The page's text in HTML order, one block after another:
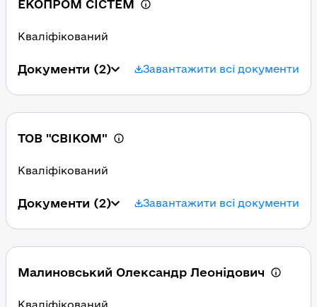
ЕКОПРОМ СІСТЕМ
Кваліфікований
Документи (2) Завантажити всі документи
ТОВ "СВІКОМ"
Кваліфікований
Документи (2) Завантажити всі документи
Малиновський Олександр Леонідович
Кваліфікований